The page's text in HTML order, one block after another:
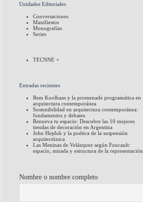
Unidades Editoriales
Conversaciones
Manifiestos
Monografías
Series
TECNNE +
Entradas recientes
Rem Koolhaas y la promenade programática en
arquitectura contemporánea
Sostenibilidad en arquitectura contemporánea:
fundamentos y debates
Renueva tu espacio: Descubre las 10 mejores
tiendas de decoración en Argentina
John Hejduk y la poética de la suspensión
arquitectónica
Las Meninas de Velázquez según Foucault:
espacio, mirada y estructura de la representación
Nombre o nombre completo